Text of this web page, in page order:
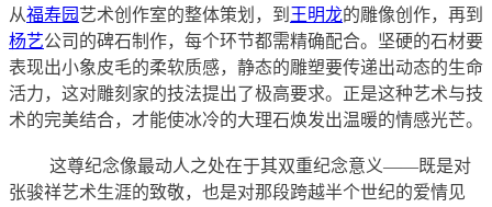
从福寿园 艺术创作室的整体策划，到 王明龙的雕像创作，再到
杨艺公司的碑石制作，每个环节都需精确配合。坚硬的石材要
表现出小象皮毛的柔软质感，静态的雕塑要传递出动态的生命
活力，这对雕刻家的技法提出了极高要求。正是这种艺术与技
术的完美结合，才能使冰冷的大理石焕发出温暖的情感光芒。
这尊纪念像最动人之处在于其双重纪念意义——既是对
张骏祥艺术生涯的致敬，也是对那段跨越半个世纪的爱情见